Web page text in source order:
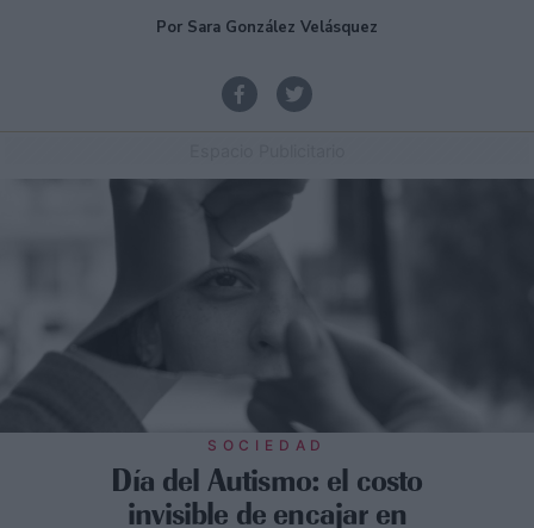
Por Sara González Velásquez
SOCIEDAD
Día del Autismo: el costo
invisible de encajar en